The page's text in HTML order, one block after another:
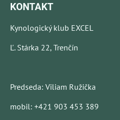
KONTAKT
Kynologický klub EXCEL
Ľ. Stárka 22, Trenčín
Predseda: Viliam Ružička
mobil: +421 903 453 389